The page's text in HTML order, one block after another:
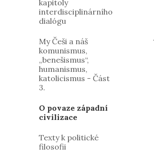
kapitoly
interdisciplinárního
dialógu
My Češi a náš
komunismus,
„benešismus“,
humanismus,
katolicismus - Část
3.
O povaze západní
civilizace
Texty k politické
filosofii